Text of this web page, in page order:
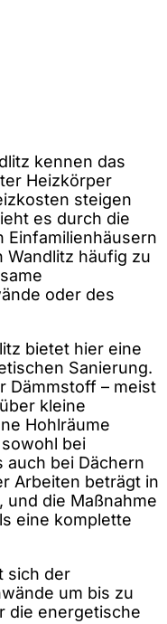
kennen das
Heizkörper
steigen
es durch die
Einfamilienhäusern
Wandlitz häufig zu
oder des
bietet hier eine
Sanierung.
Dämmstoff – meist
kleine
Hohlräume
bei
auch bei Dächern
Arbeiten beträgt in
und die Maßnahme
eine komplette
sich der
um bis zu
die energetische